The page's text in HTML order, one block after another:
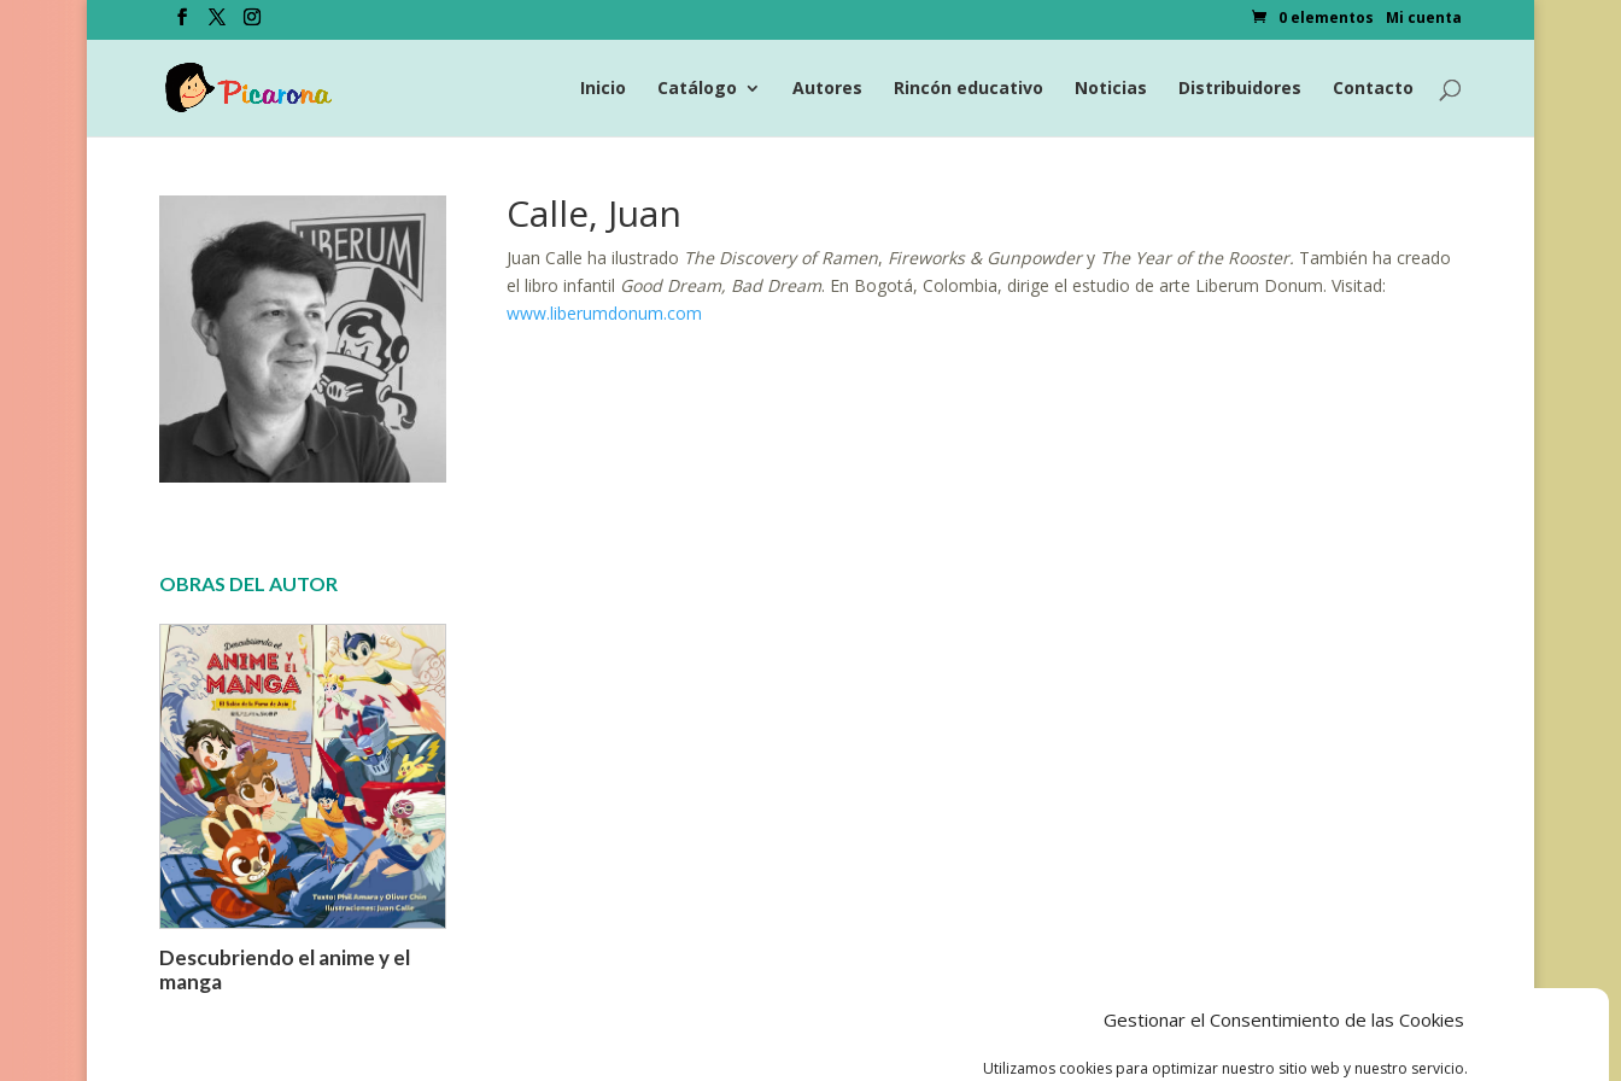
Gestionar el Consentimiento de las Cookies
Utilizamos cookies para optimizar nuestro sitio web y nuestro servicio.
Mi cuenta
0 elementos
Inicio Catálogo Autores Rincón educativo Noticias Distribuidores Contacto
Calle, Juan
Juan Calle ha ilustrado The Discovery of Ramen, Fireworks & Gunpowdery The Year of the Rooster. También ha creado
el libro infantil Good Dream, Bad Dream. En Bogotá, Colombia, dirige el estudio de arte Liberum Donum. Visitad:
www.liberumdonum.com
OBRAS DEL AUTOR
Descubriendo el anime y el
manga